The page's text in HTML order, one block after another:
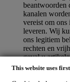
This website uses
beantwoorden
kanalen
vereist om ons
leveren. Wij
ons legitiem
rechten en
geval u
toegevoegd
aankoop niet